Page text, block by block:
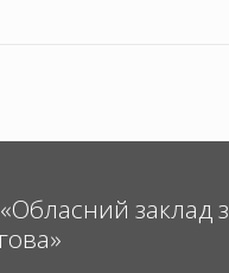
заклад з